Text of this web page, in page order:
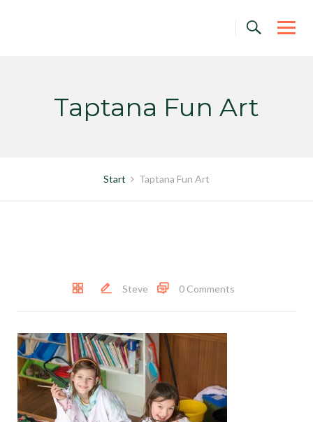
Taptana Fun Art
Start Taptana Fun Art
Steve 0 Comments